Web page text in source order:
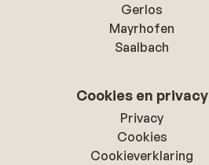
Gerlos
Mayrhofen
Saalbach
Cookies en privacy
Privacy
Cookies
Cookieverklaring